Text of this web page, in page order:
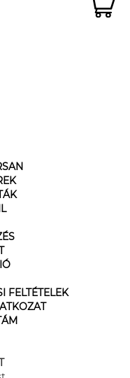
FELTÉTELEK